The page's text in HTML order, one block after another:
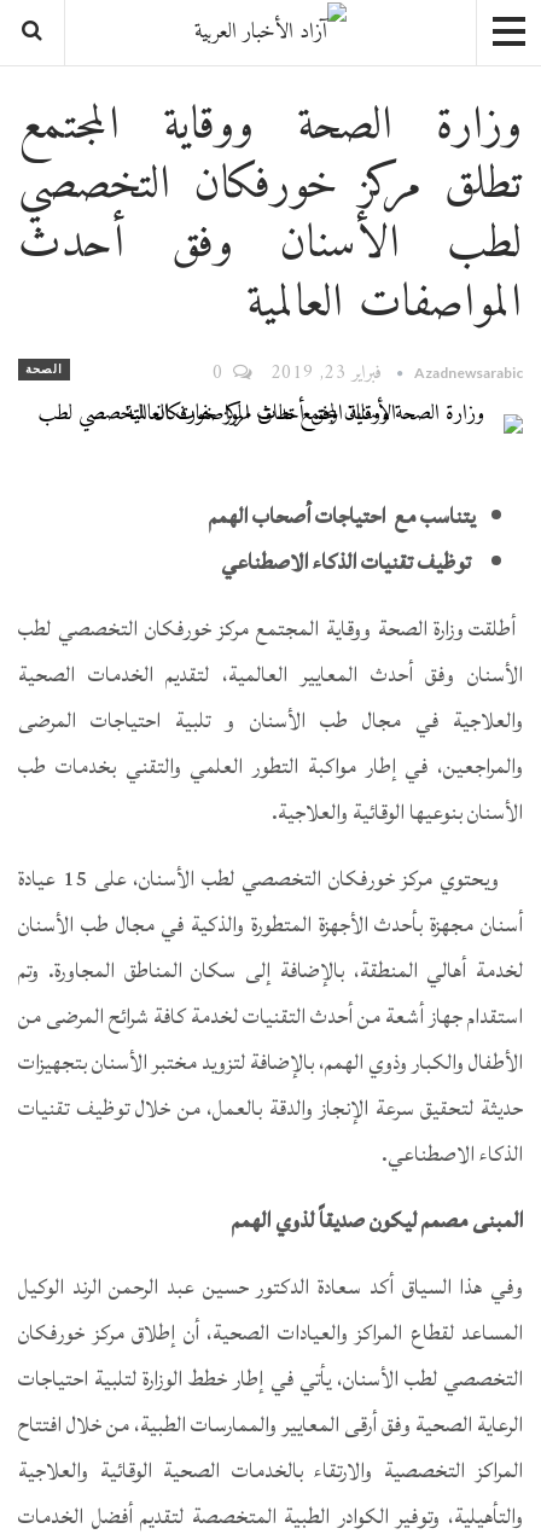
وزارة الصحة ووقاية المجتمع
تطلق مركز خورفكان التخصصي
لطب الأسنان وفق أحدث
المواصفات العالمية
الصحة Azadnewsarabic فبراير 23, 2019
يتناسب مع احتياجات أصحاب الهمم
توظيف تقنيات الذكاء الاصطناعي
أطلقت وزارة الصحة ووقاية المجتمع مركز خورفكان التخصصي لطب
الأسنان وفق أحدث المعايير العالمية، لتقديم الخدمات الصحية
والعلاجية في مجال طب الأسنان و تلبية احتياجات المرضى
والمراجعين، في إطار مواكبة التطور العلمي والتقني بخدمات طب
الأسنان بنوعيها الوقائية والعلاجية.
ويحتوي مركز خورفكان التخصصي لطب الأسنان، على 15 عيادة
أسنان مجهزة بأحدث الأجهزة المتطورة والذكية في مجال طب الأسنان
لخدمة أهالي المنطقة، بالإضافة إلى سكان المناطق المجاورة. وتم
استقدام جهاز أشعة من أحدث التقنيات لخدمة كافة شرائح المرضى من
الأطفال والكبار وذوي الهمم، بالإضافة لتزويد مختبر الأسنان بتجهيزات
حديثة لتحقيق سرعة الإنجاز والدقة بالعمل، من خلال توظيف تقنيات
الذكاء الاصطناعي.
المبنى مصمم ليكون صديقاً لذوي الهمم
وفي هذا السياق أكد سعادة الدكتور حسين عبد الرحمن الرند الوكيل
المساعد لقطاع المراكز والعيادات الصحية، أن إطلاق مركز خورفكان
التخصصي لطب الأسنان، يأتي في إطار خطط الوزارة لتلبية احتياجات
الرعاية الصحية وفق أرقى المعايير والممارسات الطبية، من خلال افتتاح
المراكز التخصصية والارتقاء بالخدمات الصحية الوقائية والعلاجية
والتأهيلية، وتوفير الكوادر الطبية المتخصصة لتقديم أفضل الخدمات